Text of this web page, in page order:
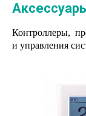
Контроллеры,
и управления